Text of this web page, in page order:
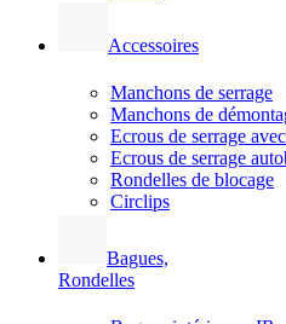
Accessoires
Manchons de serrage
Manchons de
Ecrous de serrage
Ecrous de serrage
Rondelles de blocage
Circlips
Bagues,
Rondelles